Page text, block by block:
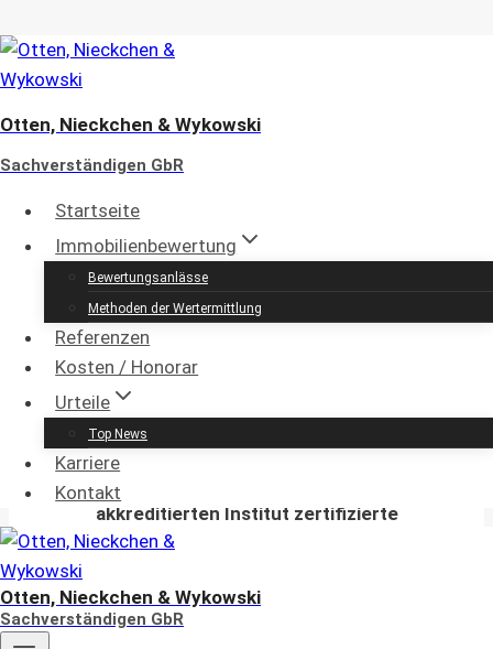
Zum
Inhalt
Otten, Nieckchen & Wykowski
Sachverständigen GbR
Startseite
Immobilienbewertung
Bewertungsanlässe
Methoden der Wertermittlung
Referenzen
Kosten / Honorar
Urteile
Top News
Karriere
Kontakt
Otten, Nieckchen & Wykowski
Sachverständigen GbR
Immobilienbewertung in
Burgbrohl und Umgebung
Otten, Nieckchen & Wykowski
öffentlich bestellte und vereidigte bzw.
von einem nach DIN EN ISO/IEC 17024
akkreditierten Institut zertifizierte
Sachverständige
unbebauten Grundstücken